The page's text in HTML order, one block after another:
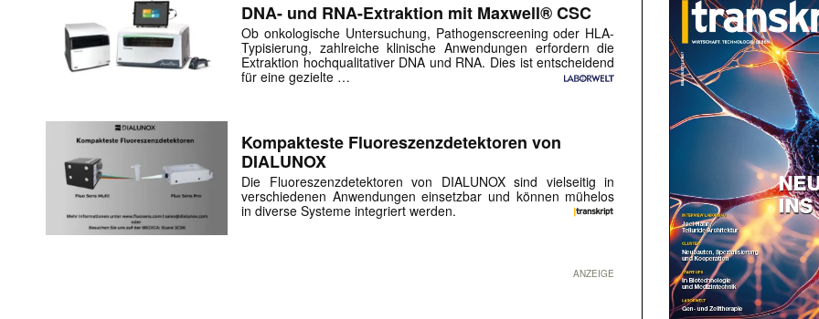
DNA- und RNA-Extraktion mit Maxwell® CSC
Ob onkologische Untersuchung, Pathogenscreening oder HLA-
Typisierung, zahlreiche klinische Anwendungen erfordern die
Extraktion hochqualitativer DNA und RNA. Dies ist entscheidend
für eine gezielte …
Kompakteste Fluoreszenzdetektoren von
DIALUNOX
Die Fluoreszenzdetektoren von DIALUNOX sind vielseitig in
verschiedenen Anwendungen einsetzbar und können mühelos
in diverse Systeme integriert werden.
ANZEIGE